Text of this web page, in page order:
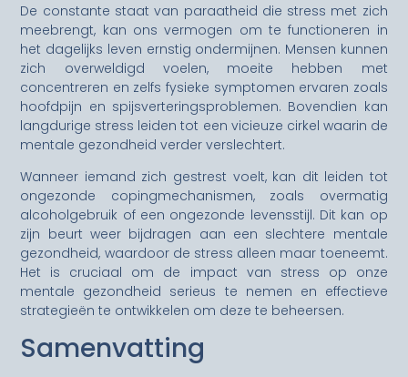
De constante staat van paraatheid die stress met zich
meebrengt, kan ons vermogen om te functioneren in
het dagelijks leven ernstig ondermijnen. Mensen kunnen
zich overweldigd voelen, moeite hebben met
concentreren en zelfs fysieke symptomen ervaren zoals
hoofdpijn en spijsverteringsproblemen. Bovendien kan
langdurige stress leiden tot een vicieuze cirkel waarin de
mentale gezondheid verder verslechtert.
Wanneer iemand zich gestrest voelt, kan dit leiden tot
ongezonde copingmechanismen, zoals overmatig
alcoholgebruik of een ongezonde levensstijl. Dit kan op
zijn beurt weer bijdragen aan een slechtere mentale
gezondheid, waardoor de stress alleen maar toeneemt.
Het is cruciaal om de impact van stress op onze
mentale gezondheid serieus te nemen en effectieve
strategieën te ontwikkelen om deze te beheersen.
Samenvatting